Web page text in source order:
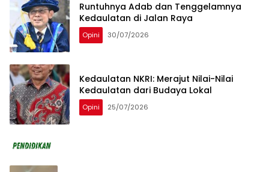
Runtuhnya Adab dan Tenggelamnya
Kedaulatan di Jalan Raya
Opini 30/07/2026
Kedaulatan NKRI: Merajut Nilai-Nilai
Kedaulatan dari Budaya Lokal
Opini 25/07/2026